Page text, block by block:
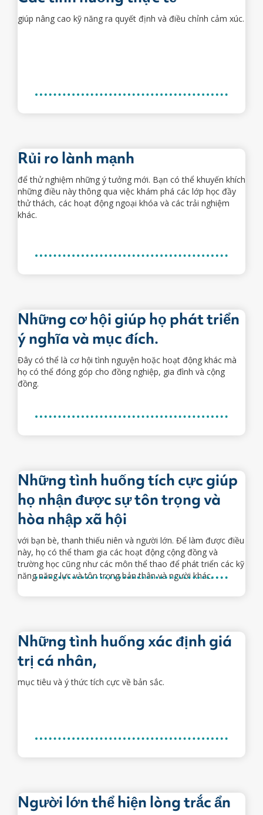
giúp nâng cao kỹ năng ra quyết định và điều chỉnh cảm xúc.
Rủi ro lành mạnh
để thử nghiệm những ý tưởng mới. Bạn có thể khuyến khích
những điều này thông qua việc khám phá các lớp học đầy
thử thách, các hoạt động ngoại khóa và các trải nghiệm
khác.
Những cơ hội giúp họ phát triển
ý nghĩa và mục đích.
Đây có thể là cơ hội tình nguyện hoặc hoạt động khác mà
họ có thể đóng góp cho đồng nghiệp, gia đình và cộng
đồng.
Những tình huống tích cực giúp
họ nhận được sự tôn trọng và
hòa nhập xã hội
với bạn bè, thanh thiếu niên và người lớn. Để làm được điều
này, họ có thể tham gia các hoạt động cộng đồng và
trường học cũng như các môn thể thao để phát triển các kỹ
năng năng lực và tôn trọng bản thân và người khác.
Những tình huống xác định giá
trị cá nhân,
mục tiêu và ý thức tích cực về bản sắc.
Người lớn thể hiện lòng trắc ẩn